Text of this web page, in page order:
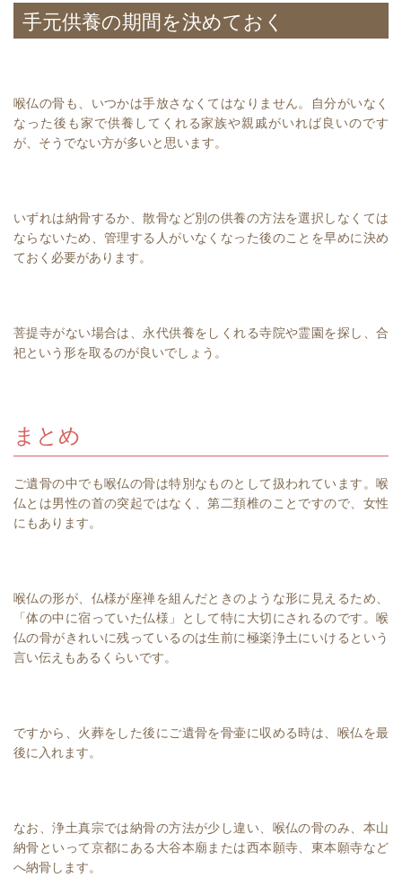
手元供養の期間を決めておく
喉仏の骨も、いつかは手放さなくてはなりません。自分がいなく
なった後も家で供養してくれる家族や親戚がいれば良いのです
が、そうでない方が多いと思います。
いずれは納骨するか、散骨など別の供養の方法を選択しなくては
ならないため、管理する人がいなくなった後のことを早めに決め
ておく必要があります。
菩提寺がない場合は、永代供養をしくれる寺院や霊園を探し、合
祀という形を取るのが良いでしょう。
まとめ
ご遺骨の中でも喉仏の骨は特別なものとして扱われています。喉
仏とは男性の首の突起ではなく、第二頚椎のことですので、女性
にもあります。
喉仏の形が、仏様が座禅を組んだときのような形に見えるため、
「体の中に宿っていた仏様」として特に大切にされるのです。喉
仏の骨がきれいに残っているのは生前に極楽浄土にいけるという
言い伝えもあるくらいです。
ですから、火葬をした後にご遺骨を骨壷に収める時は、喉仏を最
後に入れます。
なお、浄土真宗では納骨の方法が少し違い、喉仏の骨のみ、本山
納骨といって京都にある大谷本廟または西本願寺、東本願寺など
へ納骨します。